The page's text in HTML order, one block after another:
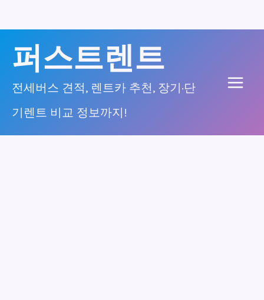
너
퍼스트렌트
전세버스 견적, 렌트카 추천, 장기·단
기렌트 비교 정보까지!